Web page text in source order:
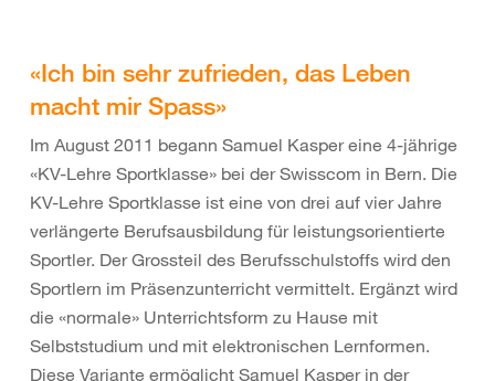
«Ich bin sehr zufrieden, das Leben
macht mir Spass»
Im August 2011 begann Samuel Kasper eine 4-jährige
«KV-Lehre Sportklasse» bei der Swisscom in Bern. Die
KV-Lehre Sportklasse ist eine von drei auf vier Jahre
verlängerte Berufsausbildung für leistungsorientierte
Sportler. Der Grossteil des Berufsschulstoffs wird den
Sportlern im Präsenzunterricht vermittelt. Ergänzt wird
die «normale» Unterrichtsform zu Hause mit
Selbststudium und mit elektronischen Lernformen.
Diese Variante ermöglicht Samuel Kasper in der